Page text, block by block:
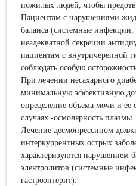
пожилых людей, чтобы
Пациентам с нарушениями
баланса (системные инфекции,
неадекватной секреции
пациентам с внутричерепной
соблюдать особую
При лечении несахарного
минимальную эффективную
определение объема мочи и ее
случаях -осмолярность плазмы.
Лечение десмопрессином
интеркуррентных острых
характеризуются нарушением
электролитов (системные
гастроэнтерит).